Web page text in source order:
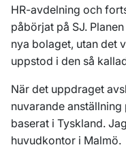
HR-avdelning och
påbörjat på SJ.
nya bolaget, utan det
uppstod i den så
När det uppdraget
nuvarande
baserat i Tyskland.
huvudkontor i Malmö.